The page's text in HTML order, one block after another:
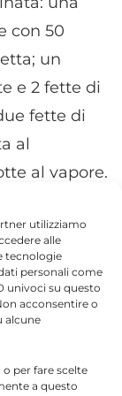
utilizziamo
alle
tecnologie
personali come
univoci su questo
acconsentire o
alcune
per fare scelte
a questo
con 50
un
e 2 fette di
fette di
al
al vapore.
è
proprio
nostro